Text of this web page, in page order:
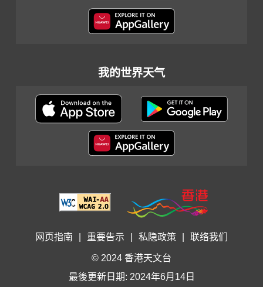
我的世界天气
网页指南 重要告示 私隐政策 联络我们
© 2024 香港天文台
最後更新日期: 2024年6月14日